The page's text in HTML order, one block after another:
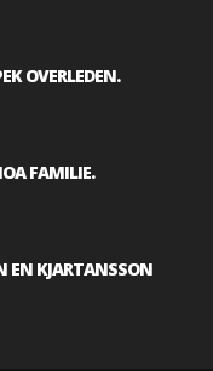
OVERLEDEN.
FAMILIE.
EN KJARTANSSON